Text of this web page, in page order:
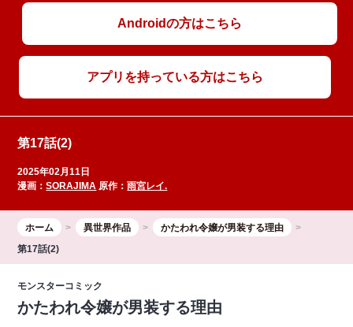
Androidの方はこちら
アプリを持っている方はこちら
第17話(2)
2025年02月11日
漫画：SORAJIMA 原作：雨宮レイ.
ホーム 異世界作品
かたわれ令嬢が男装する理由
第17話(2)
モンスターコミック
かたわれ令嬢が男装する理由